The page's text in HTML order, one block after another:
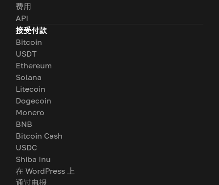
费用
API
接受付款
Bitcoin
USDT
Ethereum
Solana
Litecoin
Dogecoin
Monero
BNB
Bitcoin Cash
USDC
Shiba Inu
在 WordPress 上
通过电报